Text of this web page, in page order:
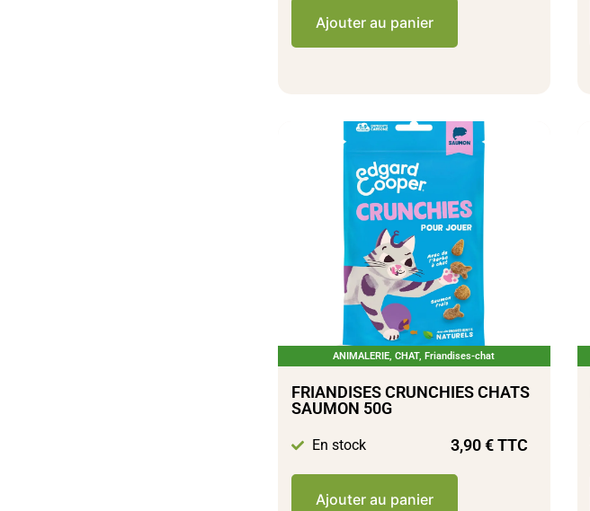
Ajouter au panier
ANIMALERIE,CHAT,Friandises-chat
FRIANDISES CRUNCHIES CHATS
SAUMON 50G
En stock 3,90€TTC
Ajouter au panier